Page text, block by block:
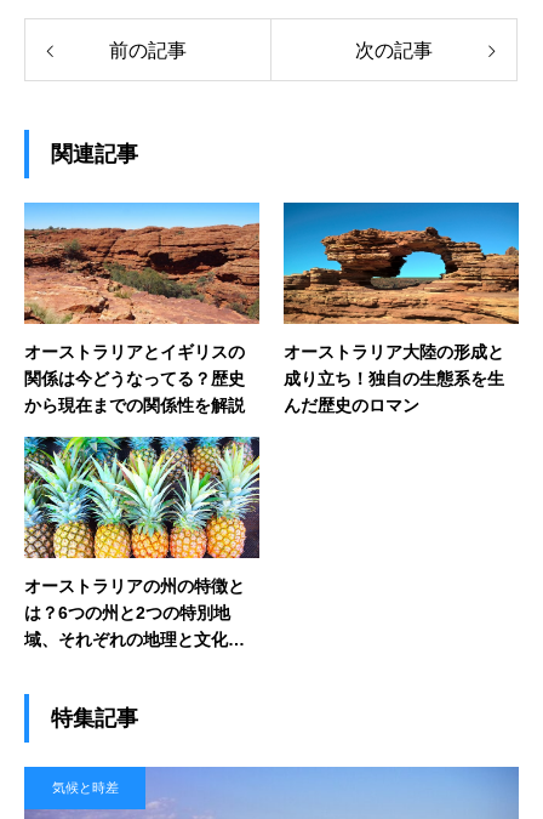
前の記事 次の記事
関連記事
オーストラリアとイギリスの
関係は今どうなってる？歴史
から現在までの関係性を解説
オーストラリア大陸の形成と
成り立ち！独自の生態系を生
んだ歴史のロマン
オーストラリアの州の特徴と
は？6つの州と2つの特別地
域、それぞれの地理と文化の
特集記事
気候と時差